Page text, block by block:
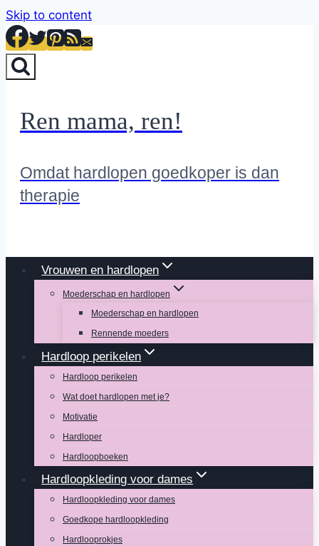
Skip to content
Ren mama, ren!
Omdat hardlopen goedkoper is dan
therapie
Vrouwen en hardlopen
Moederschap en hardlopen
Moederschap en hardlopen
Rennende moeders
Hardloop perikelen
Hardloop perikelen
Wat doet hardlopen met je?
Motivatie
Hardloper
Hardloopboeken
Hardloopkleding voor dames
Hardloopkleding voor dames
Goedkope hardloopkleding
Hardlooprokjes